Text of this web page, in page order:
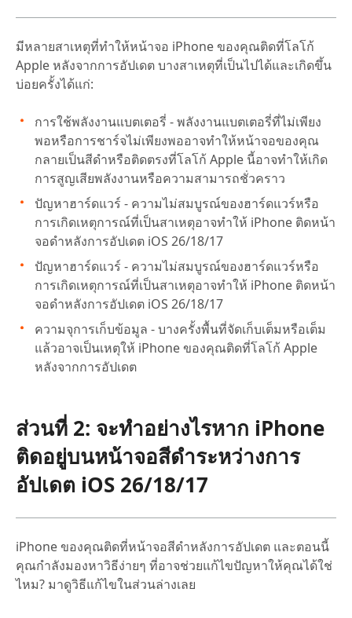
มีหลายสาเหตุที่ทำให้หน้าจอ iPhone ของคุณติดที่โลโก้
Apple หลังจากการอัปเดต บางสาเหตุที่เป็นไปได้และเกิดขึ้น
บ่อยครั้งได้แก่:
การใช้พลังงานแบตเตอรี่ - พลังงานแบตเตอรี่ที่ไม่เพียง
พอหรือการชาร์จไม่เพียงพออาจทำให้หน้าจอของคุณ
กลายเป็นสีดำหรือติดตรงที่โลโก้ Apple นี้อาจทำให้เกิด
การสูญเสียพลังงานหรือความสามารถชั่วคราว
ปัญหาฮาร์ดแวร์ - ความไม่สมบูรณ์ของฮาร์ดแวร์หรือ
การเกิดเหตุการณ์ที่เป็นสาเหตุอาจทำให้ iPhone ติดหน้า
จอดำหลังการอัปเดต iOS 26/18/17
ปัญหาฮาร์ดแวร์ - ความไม่สมบูรณ์ของฮาร์ดแวร์หรือ
การเกิดเหตุการณ์ที่เป็นสาเหตุอาจทำให้ iPhone ติดหน้า
จอดำหลังการอัปเดต iOS 26/18/17
ความจุการเก็บข้อมูล - บางครั้งพื้นที่จัดเก็บเต็มหรือเต็ม
แล้วอาจเป็นเหตุให้ iPhone ของคุณติดที่โลโก้ Apple
หลังจากการอัปเดต
ส่วนที่ 2: จะทำอย่างไรหาก iPhone
ติดอยู่บนหน้าจอสีดำระหว่างการ
อัปเดต iOS 26/18/17
iPhone ของคุณติดที่หน้าจอสีดำหลังการอัปเดต และตอนนี้
คุณกำลังมองหาวิธีง่ายๆ ที่อาจช่วยแก้ไขปัญหาให้คุณได้ใช่
ไหม? มาดูวิธีแก้ไขในส่วนล่างเลย